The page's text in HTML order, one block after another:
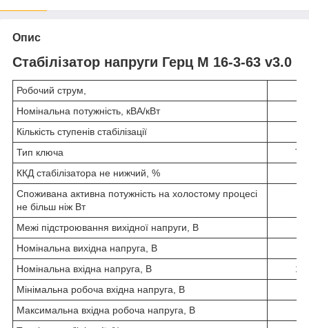
Опис
Стабілізатор напруги Герц М 16-3-63 v3.0
Робочий струм,
Номінальна потужність, кВА/кВт
Кількість ступенів стабілізації
Тип ключа
ККД стабілізатора не нижчий, %
Споживана активна потужність на холостому процесі
не більш ніж Вт
Межі підстроювання вихідної напруги, В
Номінальна вихідна напруга, В
Номінальна вхідна напруга, В
Мінімальна робоча вхідна напруга, В
Максимальна вхідна робоча напруга, В